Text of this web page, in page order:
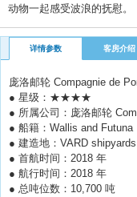
动物一起感受波浪的抚慰。
详情参数 客房介绍
庞洛邮轮 Compagnie de
● 星级：★★★★
● 所属公司：庞洛邮轮
● 船籍：Wallis and Futuna
● 建造地：VARD shipyards
● 首航时间：2018 年
● 航行时间：2018 年
● 总吨位数：10,700 吨